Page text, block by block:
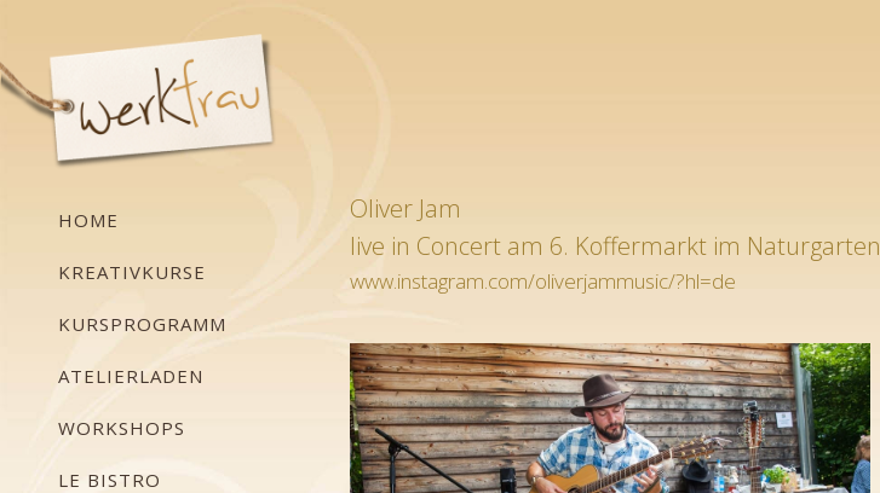
HOME
KREATIVKURSE
KURSPROGRAMM
ATELIERLADEN
WORKSHOPS
LE BISTRO
Oliver Jam
live in Concert am 6. Koffermarkt im Naturgarten
www.instagram.com/oliverjammusic/?hl=de